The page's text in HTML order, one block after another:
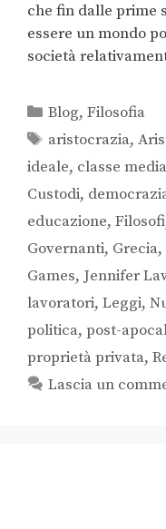
che fin dalle prime
essere un mondo
società
Blog,Filosofia
aristocrazia,
ideale, classe media
Custodi,
educazione, Filosofi
Governanti, Grecia,
Games,Jennifer
lavoratori, Leggi,
politica, post-
proprietà privata,
Lascia un